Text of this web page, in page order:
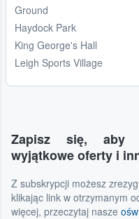
Ground
Haydock Park
King George's Hall
Leigh Sports Village
Zapisz się, aby
wyjątkowe oferty i
Z subskrypcji możesz
klikając link w otrzymanym
więcej, przeczytaj nasze